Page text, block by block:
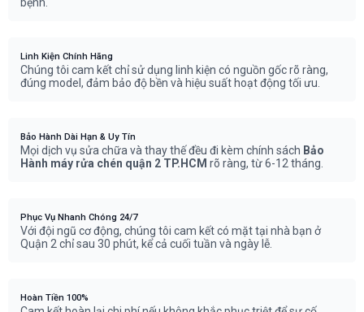
Linh Kiện Chính Hãng
Chúng tôi cam kết chỉ sử dụng linh kiện có nguồn gốc rõ ràng,
đúng model, đảm bảo độ bền và hiệu suất hoạt động tối ưu.
Bảo Hành Dài Hạn & Uy Tín
Mọi dịch vụ sửa chữa và thay thế đều đi kèm chính sách Bảo
Hành máy rửa chén quận 2 TP.HCM rõ ràng, từ 6-12 tháng.
Phục Vụ Nhanh Chóng 24/7
Với đội ngũ cơ động, chúng tôi cam kết có mặt tại nhà bạn ở
Quận 2 chỉ sau 30 phút, kể cả cuối tuần và ngày lễ.
Hoàn Tiền 100%